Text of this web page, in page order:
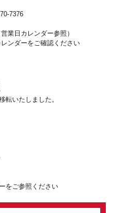
7376
業日カレンダー参照）
ダーをご確認ください
転いたしました。
をご参照ください